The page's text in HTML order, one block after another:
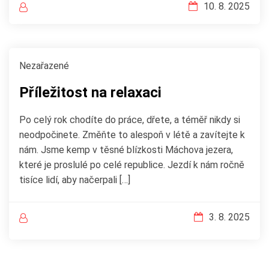
10. 8. 2025
Nezařazené
Příležitost na relaxaci
Po celý rok chodíte do práce, dřete, a téměř nikdy si
neodpočinete. Změňte to alespoň v létě a zavítejte k
nám. Jsme kemp v těsné blízkosti Máchova jezera,
které je proslulé po celé republice. Jezdí k nám ročně
tisíce lidí, aby načerpali […]
3. 8. 2025